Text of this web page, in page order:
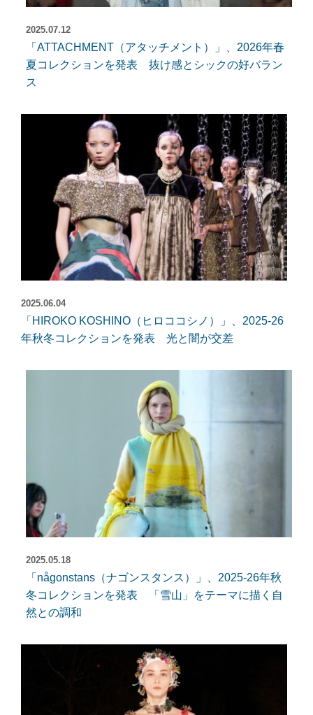
2025.07.12
「ATTACHMENT（アタッチメント）」、2026年春
夏コレクションを発表 抜け感とシックの好バラン
ス
2025.06.04
「HIROKO KOSHINO（ヒロココシノ）」、2025-26
年秋冬コレクションを発表 光と闇が交差
2025.05.18
「någonstans（ナゴンスタンス）」、2025-26年秋
冬コレクションを発表 「雪山」をテーマに描く自
然との調和